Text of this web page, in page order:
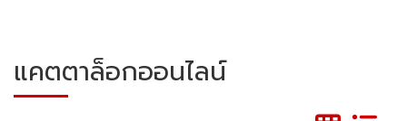
แคตตาล็อกออนไลน์